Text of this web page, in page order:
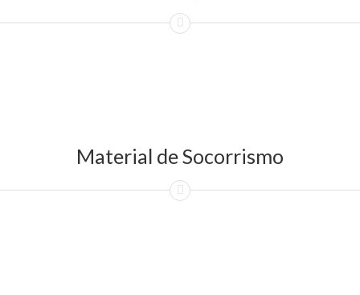
Material de Socorrismo